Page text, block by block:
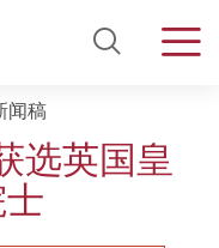
Open
闻稿
选英国皇